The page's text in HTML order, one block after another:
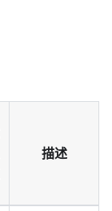
描述